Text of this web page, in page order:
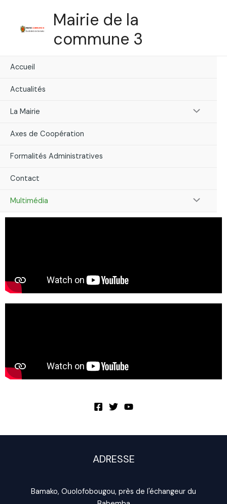
content
Mairie de la
commune 3
Accueil
Actualités
La Mairie Menu
Axes de Coopération
Formalités Administratives
Contact
Multimédia Menu
ADRESSE
Bamako, Ouolofobougou, près de l'échangeur du